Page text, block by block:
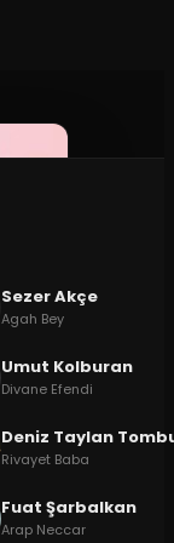
Sezer Akçe
Agah Bey
Umut Kolburan
Divane Efendi
Deniz Taylan
Rivayet Baba
Fuat Şarbalkan
Arap Neccar